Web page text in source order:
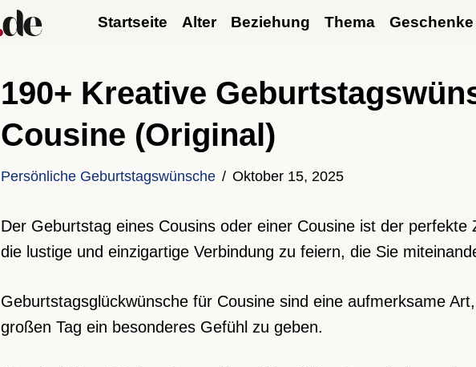
Startseite Alter Beziehung Thema Geschenke
190+ Kreative
Cousine (Original)
Persönliche Geburtstagswünsche Oktober 15, 2025
Der Geburtstag eines Cousins oder einer Cousine ist der perfekte
die lustige und einzigartige Verbindung zu feiern, die Sie
Geburtstagsglückwünsche für Cousine sind eine aufmerksame
großen Tag ein besonderes Gefühl zu geben.